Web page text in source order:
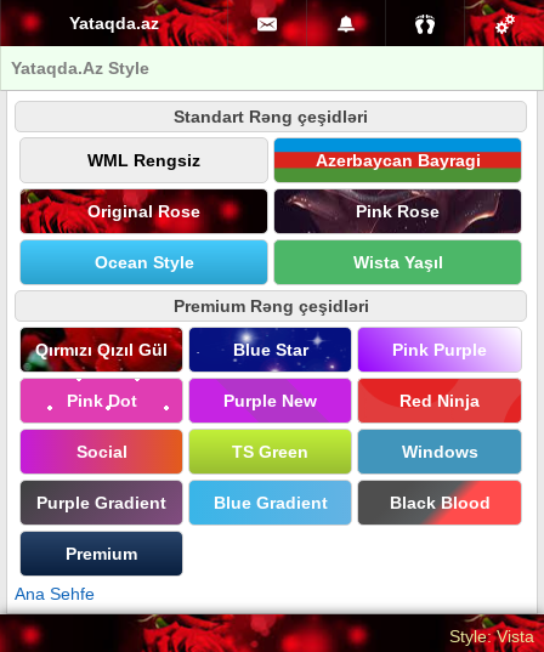
Yataqda.az
Yataqda.Az Style
Standart Rəng çeşidləri
WML Rengsiz Azerbaycan Bayragi
Original Rose Pink Rose
Ocean Style Wista Yaşıl
Premium Rəng çeşidləri
Qırmızı Qızıl Gül Blue Star Pink Purple
Pink Dot Purple New Red Ninja
Social TS Green Windows
Purple Gradient Blue Gradient Black Blood
Premium
Ana Sehfe
Style: Vista